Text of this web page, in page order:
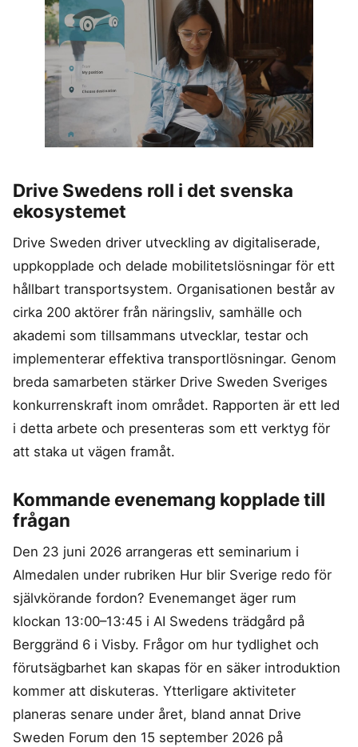
Drive Swedens roll i det svenska
ekosystemet
Drive Sweden driver utveckling av digitaliserade,
uppkopplade och delade mobilitetslösningar för ett
hållbart transportsystem. Organisationen består av
cirka 200 aktörer från näringsliv, samhälle och
akademi som tillsammans utvecklar, testar och
implementerar effektiva transportlösningar. Genom
breda samarbeten stärker Drive Sweden Sveriges
konkurrenskraft inom området. Rapporten är ett led
i detta arbete och presenteras som ett verktyg för
att staka ut vägen framåt.
Kommande evenemang kopplade till
frågan
Den 23 juni 2026 arrangeras ett seminarium i
Almedalen under rubriken Hur blir Sverige redo för
självkörande fordon? Evenemanget äger rum
klockan 13:00–13:45 i AI Swedens trädgård på
Berggränd 6 i Visby. Frågor om hur tydlighet och
förutsägbarhet kan skapas för en säker introduktion
kommer att diskuteras. Ytterligare aktiviteter
planeras senare under året, bland annat Drive
Sweden Forum den 15 september 2026 på